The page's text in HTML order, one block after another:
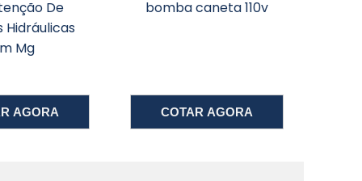
bomba caneta 110v
COTAR AGORA